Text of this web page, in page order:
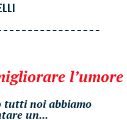
l’umore
tutti noi abbiamo
un...